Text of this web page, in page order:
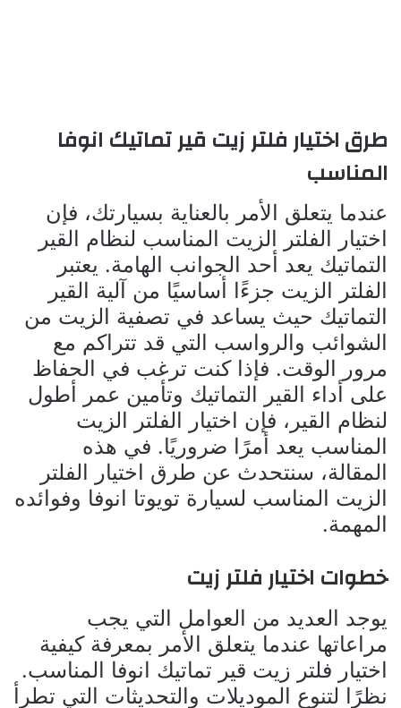
طرق اختيار فلتر زيت قير تماتيك انوفا
المناسب
عندما يتعلق الأمر بالعناية بسيارتك، فإن
اختيار الفلتر الزيت المناسب لنظام القير
التماتيك يعد أحد الجوانب الهامة. يعتبر
الفلتر الزيت جزءًا أساسيًا من آلية القير
التماتيك حيث يساعد في تصفية الزيت من
الشوائب والرواسب التي قد تتراكم مع
مرور الوقت. فإذا كنت ترغب في الحفاظ
على أداء القير التماتيك وتأمين عمر أطول
لنظام القير، فإن اختيار الفلتر الزيت
المناسب يعد أمرًا ضروريًا. في هذه
المقالة، سنتحدث عن طرق اختيار الفلتر
الزيت المناسب لسيارة تويوتا انوفا وفوائده
المهمة.
خطوات اختيار فلتر زيت
يوجد العديد من العوامل التي يجب
مراعاتها عندما يتعلق الأمر بمعرفة كيفية
اختيار فلتر زيت قير تماتيك انوفا المناسب.
نظرًا لتنوع الموديلات والتحديثات التي تطرأ